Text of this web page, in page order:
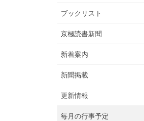
ブックリスト
京極読書新聞
新着案内
新聞掲載
更新情報
毎月の行事予定